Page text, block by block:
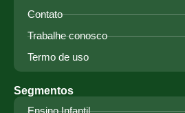
Contato
Trabalhe conosco
Termo de uso
Segmentos